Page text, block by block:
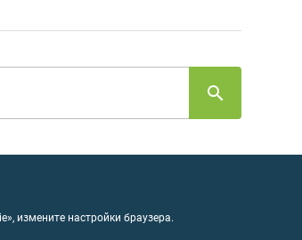
измените настройки браузера.